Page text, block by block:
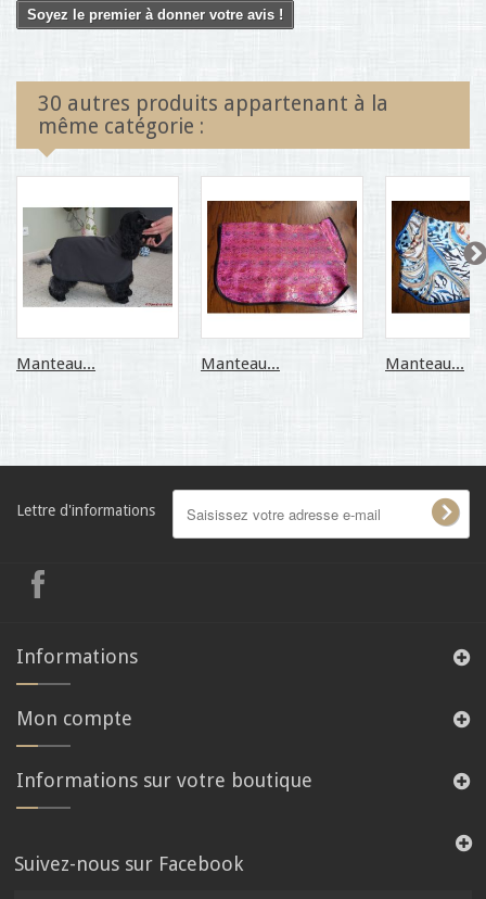
Soyez le premier à donner votre avis !
30 autres produits appartenant à la
même catégorie :
Manteau... Manteau... Manteau...
Lettre d'informations
Informations
Mon compte
Informations sur votre boutique
Suivez-nous sur Facebook